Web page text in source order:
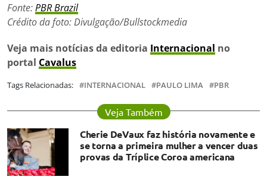
Fonte:PBR Brazil
Crédito da foto: Divulgação/Bullstockmedia
Veja mais notícias da editoria Internacional no
portal Cavalus
Tags Relacionadas: INTERNACIONAL PAULO LIMA PBR
Veja Também
Cherie DeVaux faz história novamente e
se torna a primeira mulher a vencer duas
provas da Tríplice Coroa americana